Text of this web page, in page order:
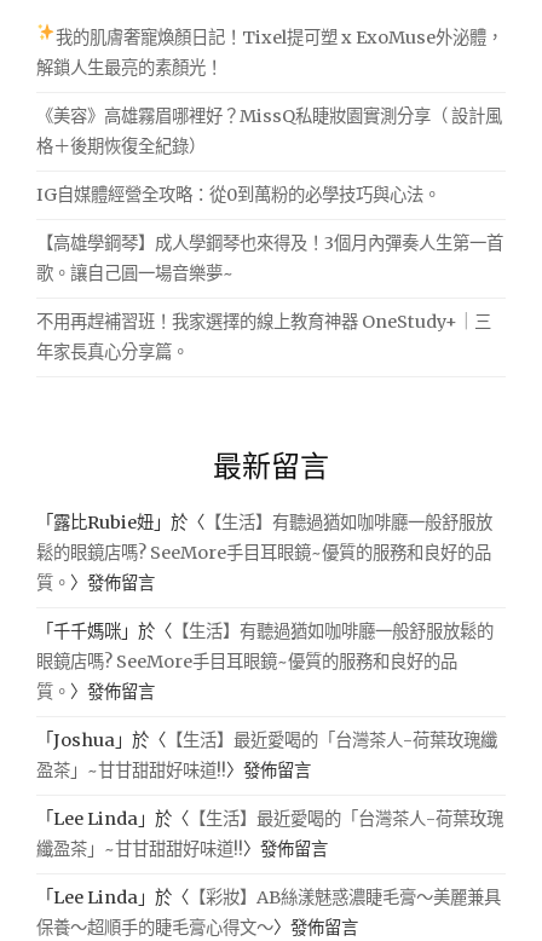
我的肌膚奢寵煥顏日記！Tixel提可塑 x ExoMuse外泌體，
解鎖人生最亮的素顏光！
《美容》高雄霧眉哪裡好？MissQ私睫妝園實測分享（ 設計風
格＋後期恢復全紀錄）
IG自媒體經營全攻略：從0到萬粉的必學技巧與心法。
【高雄學鋼琴】成人學鋼琴也來得及！3個月內彈奏人生第一首
歌。讓自己圓一場音樂夢~
不用再趕補習班！我家選擇的線上教育神器 OneStudy+｜三
年家長真心分享篇。
最新留言
「 露比Rubie妞 」於〈 【生活】有聽過猶如咖啡廳一般舒服放
鬆的眼鏡店嗎? SeeMore手目耳眼鏡~優質的服務和良好的品
質。 〉發佈留言
「千千媽咪 」於〈 【生活】有聽過猶如咖啡廳一般舒服放鬆的
眼鏡店嗎? SeeMore手目耳眼鏡~優質的服務和良好的品
質。 〉發佈留言
「Joshua 」於〈 【生活】最近愛喝的「台灣茶人-荷葉玫瑰纖
盈茶」~甘甘甜甜好味道!!〉發佈留言
「Lee Linda 」於〈 【生活】最近愛喝的「台灣茶人-荷葉玫瑰
纖盈茶」~甘甘甜甜好味道!!〉發佈留言
「Lee Linda 」於〈 【彩妝】AB絲漾魅惑濃睫毛膏～美麗兼具
保養～超順手的睫毛膏心得文～〉發佈留言